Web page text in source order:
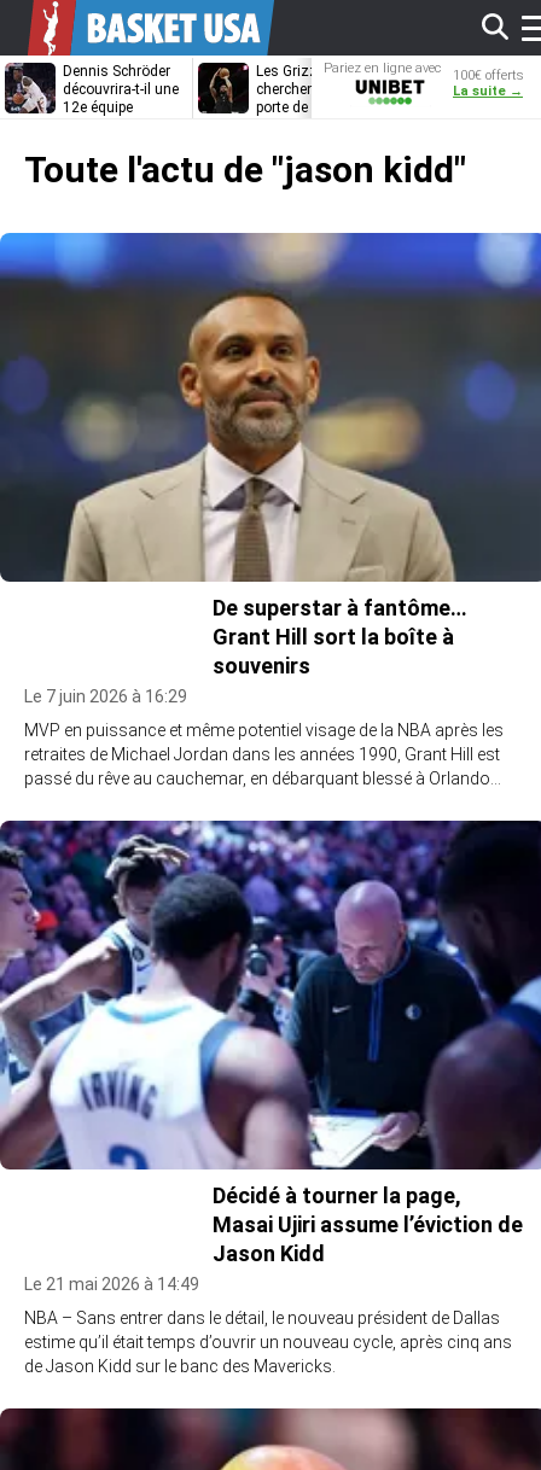
Dennis Schröder
découvrira-t-il une
12e équipe
Les Grizzlies
cherchent déjà une
porte de sortie
Dwane Casey
bientôt coach
Pariez en ligne avec
Unibet
100€ offerts
La suite →
Toute l'actu de "jason kidd"
De superstar à fantôme…
Grant Hill sort la boîte à
souvenirs
Le 7 juin 2026 à 16:29
MVP en puissance et même potentiel visage de la NBA après les
retraites de Michael Jordan dans les années 1990, Grant Hill est
passé du rêve au cauchemar, en débarquant blessé à Orlando…
Décidé à tourner la page,
Masai Ujiri assume l’éviction de
Jason Kidd
Le 21 mai 2026 à 14:49
NBA – Sans entrer dans le détail, le nouveau président de Dallas
estime qu’il était temps d’ouvrir un nouveau cycle, après cinq ans
de Jason Kidd sur le banc des Mavericks.